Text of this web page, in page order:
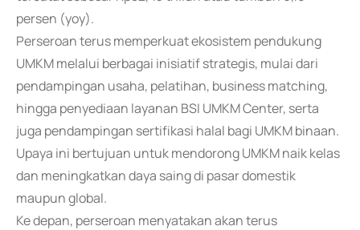
persen (yoy).
Perseroan terus memperkuat ekosistem pendukung
UMKM melalui berbagai inisiatif strategis, mulai dari
pendampingan usaha, pelatihan, business matching,
hingga penyediaan layanan BSI UMKM Center, serta
juga pendampingan sertifikasi halal bagi UMKM binaan.
Upaya ini bertujuan untuk mendorong UMKM naik kelas
dan meningkatkan daya saing di pasar domestik
maupun global.
Ke depan, perseroan menyatakan akan terus